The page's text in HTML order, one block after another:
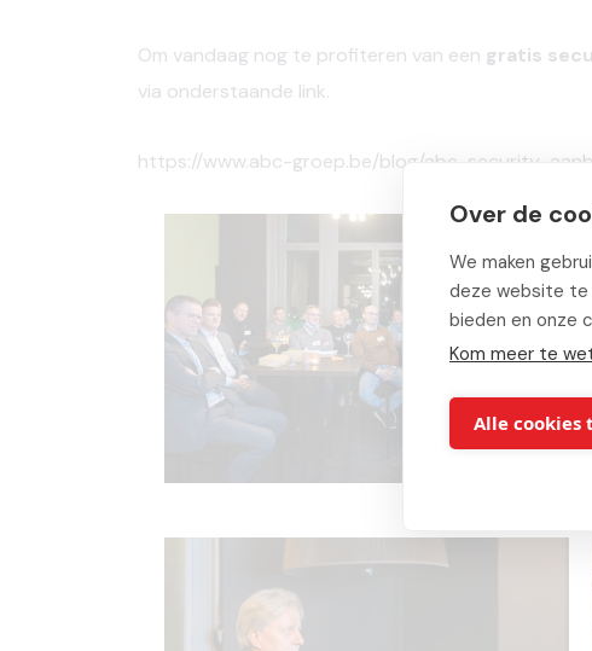
Om vandaag nog te profiteren van een gratis
via onderstaande link.
https://www.abc-groep.be/blog/abc-security-
Over de
We maken
deze website te
bieden en onze
Kom meer te
Alle cookies